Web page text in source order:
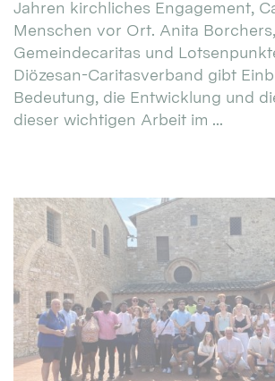
Jahren kirchliches Engagement,
Menschen vor Ort. Anita
Gemeindecaritas und
Diözesan-Caritasverband gibt
Bedeutung, die Entwicklung und
dieser wichtigen Arbeit im ...